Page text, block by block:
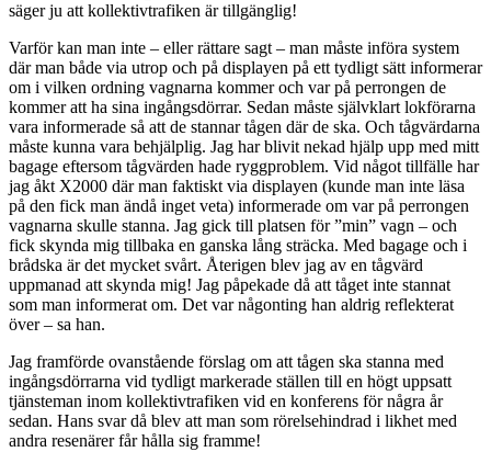
säger ju att kollektivtrafiken är tillgänglig!
Varför kan man inte – eller rättare sagt – man måste införa system
där man både via utrop och på displayen på ett tydligt sätt informerar
om i vilken ordning vagnarna kommer och var på perrongen de
kommer att ha sina ingångsdörrar. Sedan måste självklart lokförarna
vara informerade så att de stannar tågen där de ska. Och tågvärdarna
måste kunna vara behjälplig. Jag har blivit nekad hjälp upp med mitt
bagage eftersom tågvärden hade ryggproblem. Vid något tillfälle har
jag åkt X2000 där man faktiskt via displayen (kunde man inte läsa
på den fick man ändå inget veta) informerade om var på perrongen
vagnarna skulle stanna. Jag gick till platsen för ”min” vagn – och
fick skynda mig tillbaka en ganska lång sträcka. Med bagage och i
brådska är det mycket svårt. Återigen blev jag av en tågvärd
uppmanad att skynda mig! Jag påpekade då att tåget inte stannat
som man informerat om. Det var någonting han aldrig reflekterat
över – sa han.
Jag framförde ovanstående förslag om att tågen ska stanna med
ingångsdörrarna vid tydligt markerade ställen till en högt uppsatt
tjänsteman inom kollektivtrafiken vid en konferens för några år
sedan. Hans svar då blev att man som rörelsehindrad i likhet med
andra resenärer får hålla sig framme!